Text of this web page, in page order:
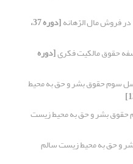
در فروش مال الرّهانه [دوره 37،
حقوق مالکیت فکری[دوره
سوم حقوق بشر و حق به محیط
بشر و حق به محیط زیست
و حق به محیط زیست سالم